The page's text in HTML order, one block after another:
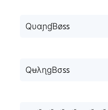
QυɑɲɠBøꜱꜱ
QʉλɳɡBσꜱꜱ